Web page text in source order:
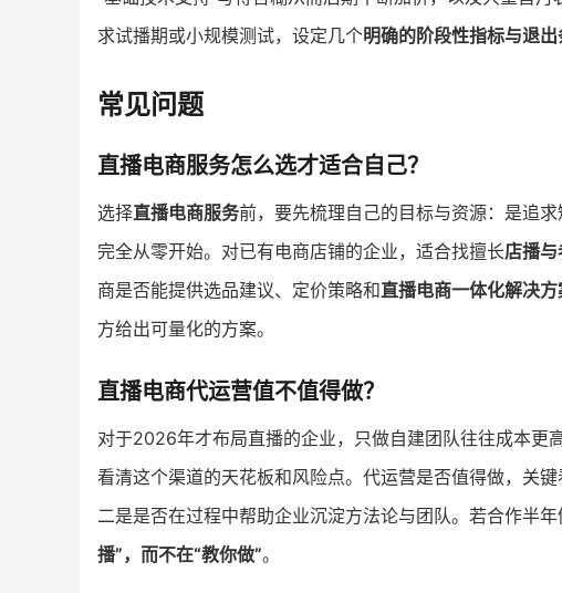
求试播期或小规模测试，设定几个明确的阶段性指标与退出
常见问题
直播电商服务怎么选才适合自己？
选择直播电商服务前，要先梳理自己的目标与资源：是追
完全从零开始。对已有电商店铺的企业，适合找擅长店播
商是否能提供选品建议、定价策略和直播电商一体化解决方
方给出可量化的方案。
直播电商代运营值不值得做？
对于2026年才布局直播的企业，只做自建团队往往成本更
看清这个渠道的天花板和风险点。代运营是否值得做，关
二是是否在过程中帮助企业沉淀方法论与团队。若合作半
播”，而不在“教你做”。